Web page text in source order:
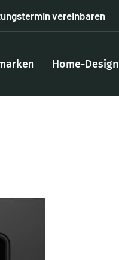
vereinbaren
Home-Design